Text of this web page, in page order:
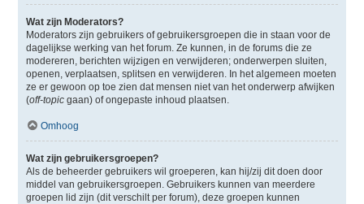
Wat zijn Moderators?
Moderators zijn gebruikers of gebruikersgroepen die in staan voor de
dagelijkse werking van het forum. Ze kunnen, in de forums die ze
modereren, berichten wijzigen en verwijderen; onderwerpen sluiten,
openen, verplaatsen, splitsen en verwijderen. In het algemeen moeten
ze er gewoon op toe zien dat mensen niet van het onderwerp afwijken
(off-topicgaan) of ongepaste inhoud plaatsen.
Omhoog
Wat zijn gebruikersgroepen?
Als de beheerder gebruikers wil groeperen, kan hij/zij dit doen door
middel van gebruikersgroepen. Gebruikers kunnen van meerdere
groepen lid zijn (dit verschilt per forum), deze groepen kunnen